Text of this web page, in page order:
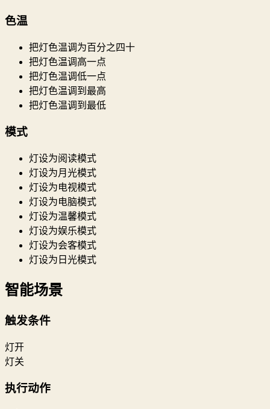
色温
把灯色温调为百分之四十
把灯色温调高一点
把灯色温调低一点
把灯色温调到最高
把灯色温调到最低
模式
灯设为阅读模式
灯设为月光模式
灯设为电视模式
灯设为电脑模式
灯设为温馨模式
灯设为娱乐模式
灯设为会客模式
灯设为日光模式
智能场景
触发条件
灯开
灯关
执行动作